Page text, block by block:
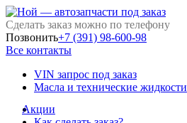
Сделать заказ можно по телефону
Позвонить+7 (391) 98-600-98
Все контакты
VIN запрос под заказ
Масла и технические жидкости
Акции